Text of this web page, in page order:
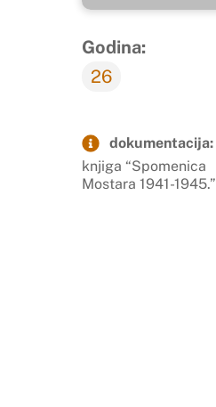
Godina:
26
dokumentacija:
knjiga “Spomenica
Mostara 1941-1945.”